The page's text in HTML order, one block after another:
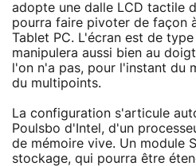
adopte une dalle LCD tactile
pourra faire pivoter de façon
Tablet PC. L'écran est de
manipulera aussi bien au
l'on n'a pas, pour l'instant du
du multipoints.
La configuration s'articule
Poulsbo d'Intel, d'un
de mémoire vive. Un module
stockage, qui pourra être